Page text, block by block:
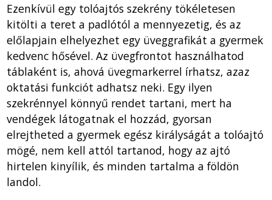
Ezenkívül egy tolóajtós szekrény tökéletesen
kitölti a teret a padlótól a mennyezetig, és az
előlapjain elhelyezhet egy üveggrafikát a gyermek
kedvenc hősével. Az üvegfrontot használhatod
táblaként is, ahová üvegmarkerrel írhatsz, azaz
oktatási funkciót adhatsz neki. Egy ilyen
szekrénnyel könnyű rendet tartani, mert ha
vendégek látogatnak el hozzád, gyorsan
elrejtheted a gyermek egész királyságát a tolóajtó
mögé, nem kell attól tartanod, hogy az ajtó
hirtelen kinyílik, és minden tartalma a földön
landol.